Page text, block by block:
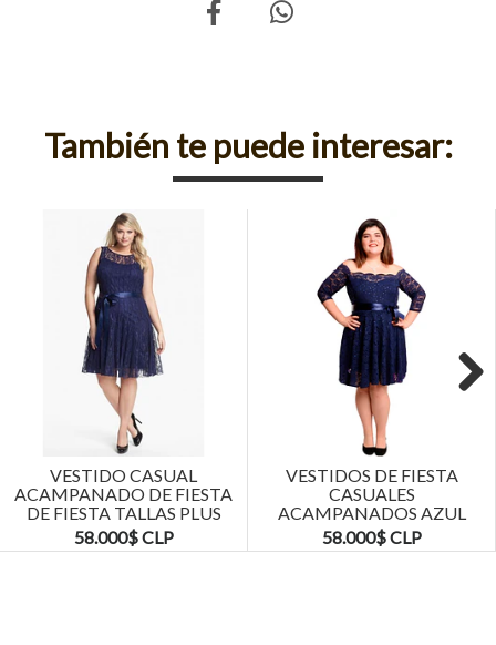
También te puede interesar:
VESTIDO CASUAL
ACAMPANADO DE FIESTA
DE FIESTA TALLAS PLUS
KADRIHEL
58.000$ CLP
VESTIDOS DE FIESTA
CASUALES
ACAMPANADOS AZUL
MARINO TALLAS PLUS
KADRIHEL
58.000$ CLP